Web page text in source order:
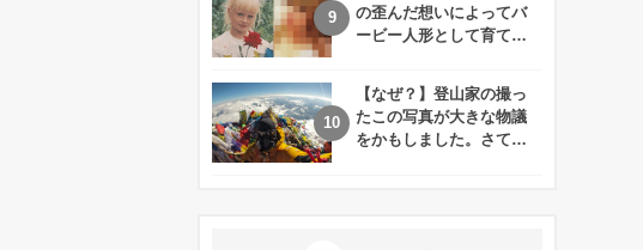
の歪んだ想いによってバ
ービー人形として育てら
【なぜ？】登山家の撮っ
たこの写真が大きな物議
をかもしました。さて、